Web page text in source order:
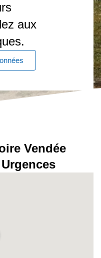
aux
Vendée